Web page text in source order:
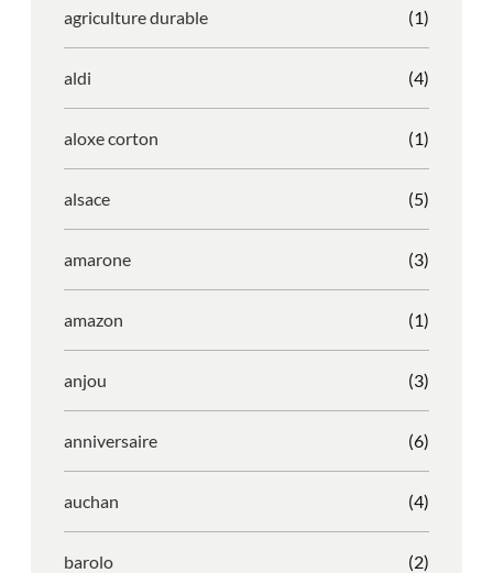
agriculture durable (1)
aldi (4)
aloxe corton (1)
alsace (5)
amarone (3)
amazon (1)
anjou (3)
anniversaire (6)
auchan (4)
barolo (2)